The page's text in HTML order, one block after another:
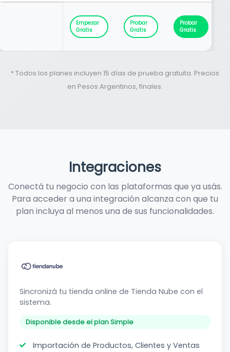
Empezar
Gratis
Probar
Gratis
Probar
Gratis
* Todos los planes incluyen 15 días de prueba gratuita. Precios
en Pesos Argentinos, finales.
Integraciones
Conectá tu negocio con las plataformas que ya usás.
Para acceder a una integración alcanza con que tu
plan incluya al menos una de sus funcionalidades.
Tienda
Sincronizá tu tienda online de Tienda Nube con el
sistema.
Disponible desde el plan Simple
Importación de Productos, Clientes y Ventas